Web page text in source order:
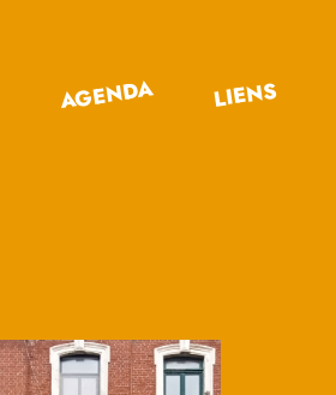
AGENDA LIENS